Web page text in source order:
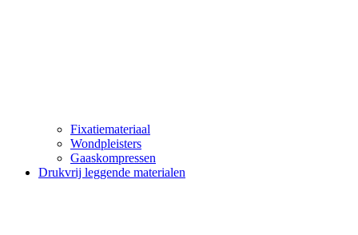
Fixatiemateriaal
Wondpleisters
Gaaskompressen
Drukvrij leggende materialen